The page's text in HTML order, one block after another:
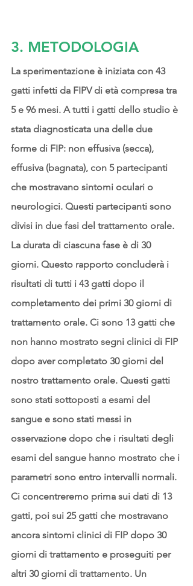
3. METODOLOGIA
La sperimentazione è iniziata con 43
gatti infetti da FIPV di età compresa tra
5 e 96 mesi. A tutti i gatti dello studio è
stata diagnosticata una delle due
forme di FIP: non effusiva (secca),
effusiva (bagnata), con 5 partecipanti
che mostravano sintomi oculari o
neurologici. Questi partecipanti sono
divisi in due fasi del trattamento orale.
La durata di ciascuna fase è di 30
giorni. Questo rapporto concluderà i
risultati di tutti i 43 gatti dopo il
completamento dei primi 30 giorni di
trattamento orale. Ci sono 13 gatti che
non hanno mostrato segni clinici di FIP
dopo aver completato 30 giorni del
nostro trattamento orale. Questi gatti
sono stati sottoposti a esami del
sangue e sono stati messi in
osservazione dopo che i risultati degli
esami del sangue hanno mostrato che i
parametri sono entro intervalli normali.
Ci concentreremo prima sui dati di 13
gatti, poi sui 25 gatti che mostravano
ancora sintomi clinici di FIP dopo 30
giorni di trattamento e proseguiti per
altri 30 giorni di trattamento. Un